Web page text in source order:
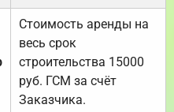
Стоимость аренды на
весь срок
строительства 15000
руб. ГСМ за счёт
Заказчика.